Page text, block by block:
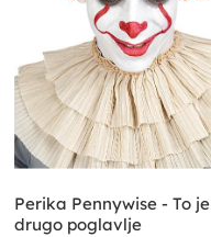
Perika Pennywise - To je
drugo poglavlje